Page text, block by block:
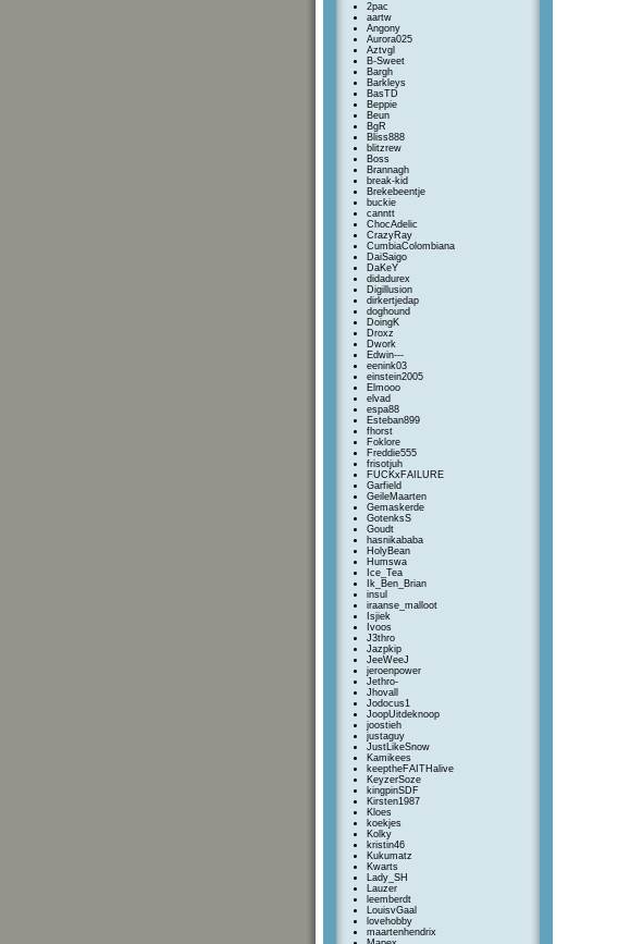
2pac
aartw
Angony
Aurora025
Aztvgl
B-Sweet
Bargh
Barkleys
BasTD
Beppie
Beun
BgR
Bliss888
blitzrew
Boss
Brannagh
break-kid
Brekebeentje
buckie
canntt
ChocAdelic
CrazyRay
CumbiaColombiana
DaiSaigo
DaKeY
didadurex
Digillusion
dirkertjedap
doghound
DoingK
Droxz
Dwork
Edwin---
eenink03
einstein2005
Elmooo
elvad
espa88
Esteban899
fhorst
Foklore
Freddie555
frisotjuh
FUCKxFAILURE
Garfield
GeileMaarten
Gemaskerde
GotenksS
Goudt
hasnikababa
HolyBean
Humswa
Ice_Tea
Ik_Ben_Brian
insul
iraanse_malloot
Isjiek
Ivoos
J3thro
Jazpkip
JeeWeeJ
jeroenpower
Jethro-
Jhovall
Jodocus1
JoopUitdeknoop
joostieh
justaguy
JustLikeSnow
Kamikees
keeptheFAITHalive
KeyzerSoze
kingpinSDF
Kirsten1987
Kloes
koekjes
Kolky
kristin46
Kukumatz
Kwarts
Lady_SH
Lauzer
leemberdt
LouisvGaal
lovehobby
maartenhendrix